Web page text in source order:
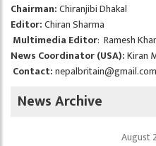
Chairman:Chiranjibi Dhakal
Editor:Chiran Sharma
Multimedia Editor: Ramesh
News Coordinator (USA):Kiran
Contact:nepalbritain@gmail.com
News Archive
August